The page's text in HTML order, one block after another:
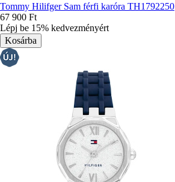
Tommy Hilifger Sam férfi karóra TH1792250
67 900 Ft
Lépj be 15% kedvezményért